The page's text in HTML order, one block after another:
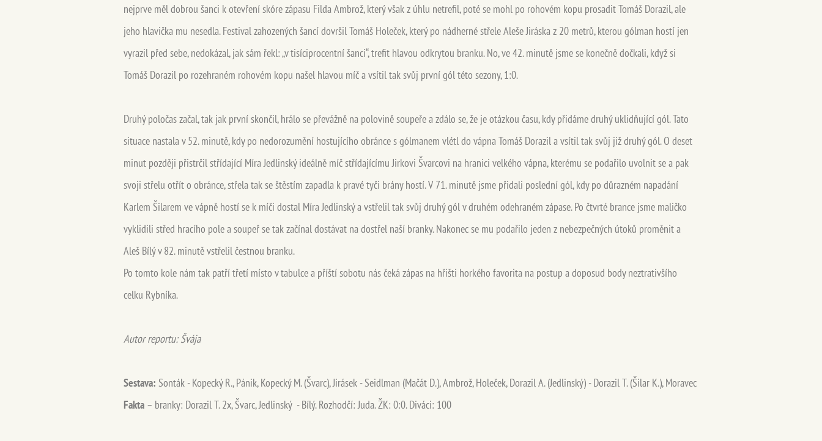
nejprve měl dobrou šanci k otevření skóre zápasu Filda Ambrož, který však z úhlu netrefil, poté se mohl po rohovém kopu prosadit Tomáš Dorazil, ale
jeho hlavička mu nesedla. Festival zahozených šancí dovršil Tomáš Holeček, který po nádherné střele Aleše Jiráska z 20 metrů, kterou gólman hostí jen
vyrazil před sebe, nedokázal, jak sám řekl: „v tisíciprocentní šanci“, trefit hlavou odkrytou branku. No, ve 42. minutě jsme se konečně dočkali, když si
Tomáš Dorazil po rozehraném rohovém kopu našel hlavou míč a vsítil tak svůj první gól této sezony, 1:0.
Druhý poločas začal, tak jak první skončil, hrálo se převážně na polovině soupeře a zdálo se, že je otázkou času, kdy přidáme druhý uklidňující gól. Tato
situace nastala v 52. minutě, kdy po nedorozumění hostujícího obránce s gólmanem vlétl do vápna Tomáš Dorazil a vsítil tak svůj již druhý gól. O deset
minut později přistrčil střídající Míra Jedlinský ideálně míč střídajícímu Jirkovi Švarcovi na hranici velkého vápna, kterému se podařilo uvolnit se a pak
svoji střelu otřít o obránce, střela tak se štěstím zapadla k pravé tyči brány hostí. V 71. minutě jsme přidali poslední gól, kdy po důrazném napadání
Karlem Šilarem ve vápně hostí se k míči dostal Míra Jedlinský a vstřelil tak svůj druhý gól v druhém odehraném zápase. Po čtvrté brance jsme maličko
vyklidili střed hracího pole a soupeř se tak začínal dostávat na dostřel naší branky. Nakonec se mu podařilo jeden z nebezpečných útoků proměnit a
Aleš Bílý v 82. minutě vstřelil čestnou branku.
Po tomto kole nám tak patří třetí místo v tabulce a příští sobotu nás čeká zápas na hřišti horkého favorita na postup a doposud body neztrativšího
celku Rybníka.
Autor reportu: Švája
Sestava: Sonták - Kopecký R., Pánik, Kopecký M. (Švarc), Jirásek - Seidlman (Mačát D.), Ambrož, Holeček, Dorazil A. (Jedlinský) - Dorazil T. (Šilar K.), Moravec
Fakta – branky: Dorazil T. 2x, Švarc, Jedlinský - Bílý. Rozhodčí: Juda. ŽK: 0:0. Diváci: 100